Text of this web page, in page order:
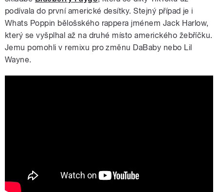
podívala do první americké desítky. Stejný případ je i
Whats Poppin bělošského rappera jménem Jack Harlow,
který se vyšplhal až na druhé místo amerického žebříčku.
Jemu pomohli v remixu pro změnu DaBaby nebo Lil
Wayne.